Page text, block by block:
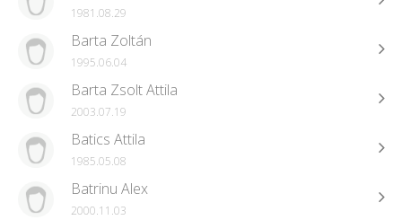
1981.08.29
Barta Zoltán
1995.06.04
Barta Zsolt Attila
2003.07.19
Batics Attila
1985.05.08
Batrinu Alex
2000.11.03